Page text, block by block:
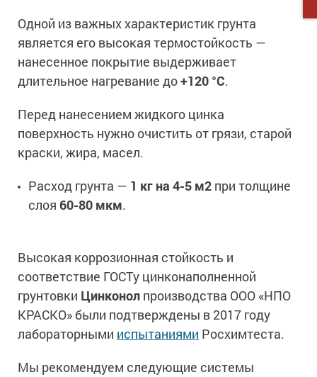
Одной из важных характеристик грунта
является его высокая термостойкость —
нанесенное покрытие выдерживает
длительное нагревание до+120 °С.
Перед нанесением жидкого цинка
поверхность нужно очистить от грязи, старой
краски, жира, масел.
Расход грунта — 1 кг на 4-5 м2 при толщине
слоя 60-80 мкм.
Высокая коррозионная стойкость и
соответствие ГОСТу цинконаполненной
грунтовки Цинконол производства ООО «НПО
КРАСКО» были подтверждены в 2017 году
лабораторными испытаниями Росхимтеста.
Мы рекомендуем следующие системы